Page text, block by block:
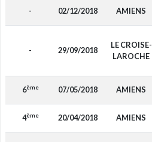
- 02/12/2018 AMIENS
- 29/09/2018
LE CROISE-
LAROCHE
6ème 07/05/2018 AMIENS
4ème 20/04/2018 AMIENS